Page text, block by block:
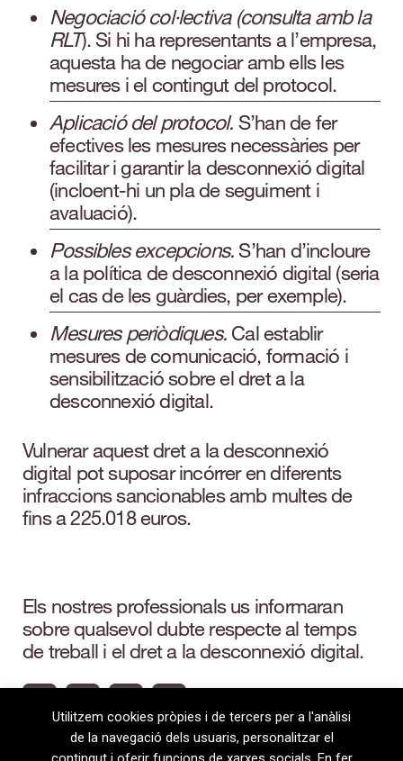
Negociació col·lectiva (consulta amb la
RLT). Si hi ha representants a l’empresa,
aquesta ha de negociar amb ells les
mesures i el contingut del protocol.
Aplicació del protocol. S’han de fer
efectives les mesures necessàries per
facilitar i garantir la desconnexió digital
(incloent-hi un pla de seguiment i
avaluació).
Possibles excepcions.S’han d’incloure
a la política de desconnexió digital (seria
el cas de les guàrdies, per exemple).
Mesures periòdiques. Cal establir
mesures de comunicació, formació i
sensibilització sobre el dret a la
desconnexió digital.
Vulnerar aquest dret a la desconnexió
digital pot suposar incórrer en diferents
infraccions sancionables amb multes de
fins a 225.018 euros.
Els nostres professionals us informaran
sobre qualsevol dubte respecte al temps
de treball i el dret a la desconnexió digital.
Utilitzem cookies pròpies i de tercers per a l'anàlisi
de la navegació dels usuaris, personalitzar el